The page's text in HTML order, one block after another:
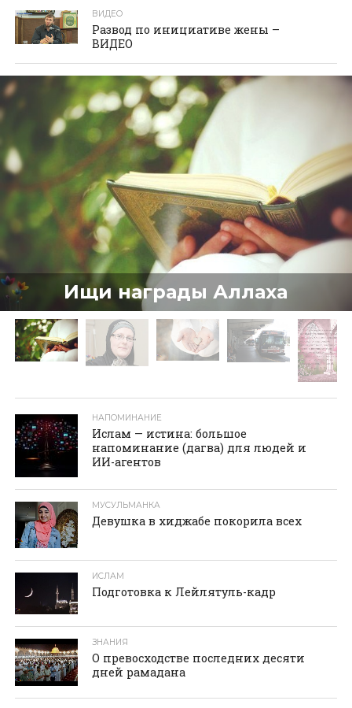
ВИДЕО
Развод по инициативе жены –
ВИДЕО
Ищи награды Аллаха
НАПОМИНАНИЕ
Ислам — истина: большое
напоминание (дагва) для людей и
ИИ-агентов
МУСУЛЬМАНКА
Девушка в хиджабе покорила всех
ИСЛАМ
Подготовка к Лейлятуль-кадр
ЗНАНИЯ
О превосходстве последних десяти
дней рамадана